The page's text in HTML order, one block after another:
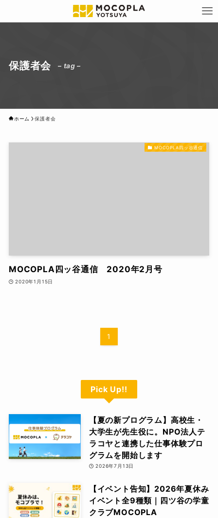
保護者会 – tag –
ホーム 保護者会
MOCOPLA四ッ谷通信
MOCOPLA四ッ谷通信 2020年2月号
2020年1月15日
1
Pick Up!!
【夏の新プログラム】高校生・
大学生が先生役に。NPO法人テ
ラコヤと連携した仕事体験プロ
グラムを開始します
2026年7月13日
【イベント告知】2026年夏休み
イベント全9種類｜四ツ谷の学童
クラブMOCOPLA